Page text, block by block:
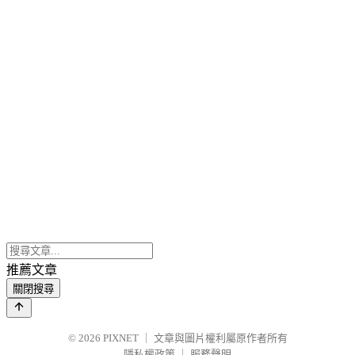
推薦文章
關閉搜尋
© 2026 PIXNET
文章與圖片權利屬原作者所有